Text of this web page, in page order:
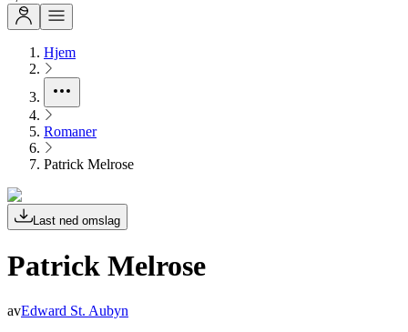
Hjem
Romaner
Patrick Melrose
Last ned omslag
Patrick Melrose
avEdward St. Aubyn